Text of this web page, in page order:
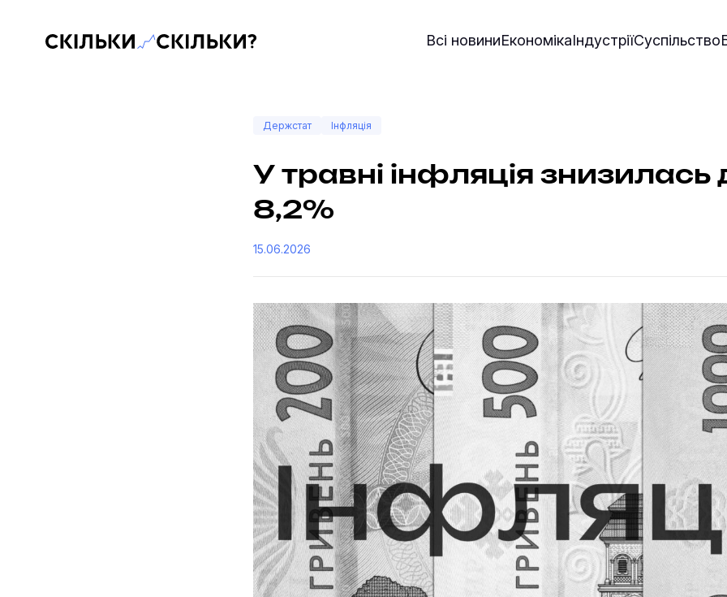
Скільки-скільки? — Медіа про суспільні дані Всі новиниЕкономікаІндустріїСуспільство
Держстат Інфляція
У травні інфляція знизилась
8,2%
15.06.2026